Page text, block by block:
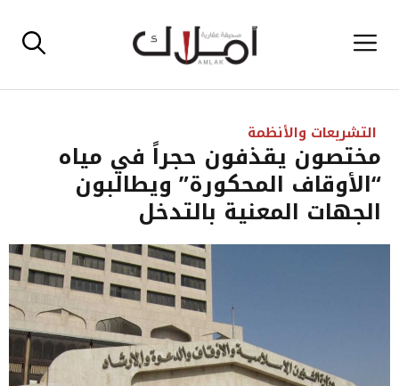
إلى القائمة
التشريعات والأنظمة
مختصون يقذفون حجراً في مياه
“الأوقاف المحكورة” ويطالبون
الجهات المعنية بالتدخل